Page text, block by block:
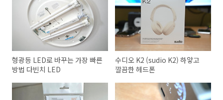
형광등 LED로 바꾸는 가장 빠른
방법 다빈치 LED
수디오 K2 (sudio K2) 하얗고
깔끔한 헤드폰